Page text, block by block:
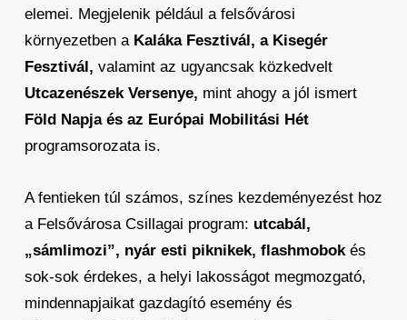
elemei. Megjelenik például a felsővárosi
környezetben a Kaláka Fesztivál, a Kisegér
Fesztivál, valamint az ugyancsak közkedvelt
Utcazenészek Versenye, mint ahogy a jól ismert
Föld Napja és az Európai Mobilitási Hét
programsorozata is.
A fentieken túl számos, színes kezdeményezést hoz
a Felsővárosa Csillagai program: utcabál,
„sámlimozi”, nyár esti piknikek, flashmobokés
sok-sok érdekes, a helyi lakosságot megmozgató,
mindennapjaikat gazdagító esemény és